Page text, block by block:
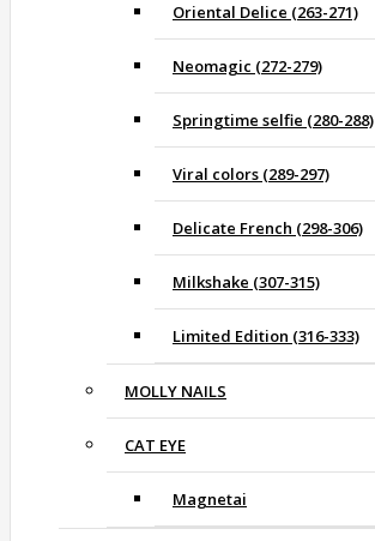
Oriental Delice (263-271)
Neomagic (272-279)
Springtime selfie (280-288)
Viral colors (289-297)
Delicate French (298-306)
Milkshake (307-315)
Limited Edition (316-333)
MOLLY NAILS
CAT EYE
Magnetai